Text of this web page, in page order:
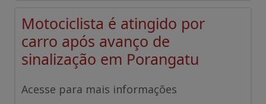
Motociclista é atingido por
carro após avanço de
sinalização em Porangatu
Acesse para mais informações